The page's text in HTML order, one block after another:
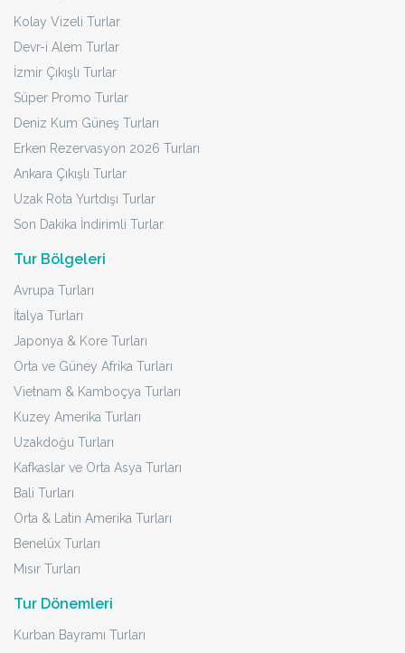
Kolay Vizeli Turlar
Devr-i Alem Turlar
İzmir Çıkışlı Turlar
Süper Promo Turlar
Deniz Kum Güneş Turları
Erken Rezervasyon 2026 Turları
Ankara Çıkışlı Turlar
Uzak Rota Yurtdışı Turlar
Son Dakika İndirimli Turlar
Tur Bölgeleri
Avrupa Turları
İtalya Turları
Japonya & Kore Turları
Orta ve Güney Afrika Turları
Vietnam & Kamboçya Turları
Kuzey Amerika Turları
Uzakdoğu Turları
Kafkaslar ve Orta Asya Turları
Bali Turları
Orta & Latin Amerika Turları
Benelüx Turları
Mısır Turları
Tur Dönemleri
Kurban Bayramı Turları